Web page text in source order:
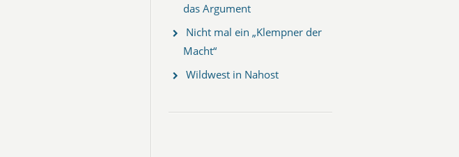
das Argument
Nicht mal ein „Klempner der
Macht“
Wildwest in Nahost